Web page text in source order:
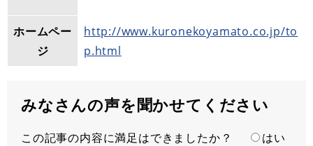
ホームペー
ジ
http://www.kuronekoyamato.co.jp/to
p.html
みなさんの声を聞かせてください
満
この記事の内容に満足はできましたか？
はい